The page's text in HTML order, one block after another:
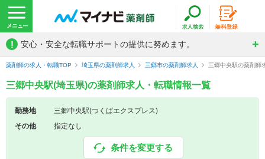
! 安心・安全な転職サポートの提供に努めます。
薬剤師の求人・転職TOP 埼玉県の薬剤師求人 三郷市の薬剤師求人 三郷中央駅の薬剤師
三郷中央駅(埼玉県)の薬剤師求人・転職情報一覧
勤務地
三郷中央駅(つくばエクスプレス)
その他
指定なし
条件を変更する